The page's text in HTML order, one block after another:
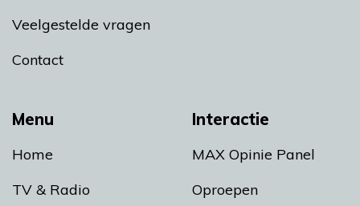
Menu
Home
TV & Radio
Interactie
MAX Opinie Panel
Oproepen
Veelgestelde vragen
Contact